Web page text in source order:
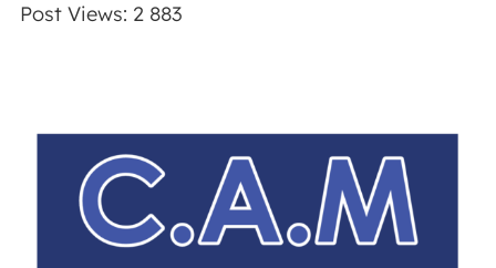
Post Views: 2 883